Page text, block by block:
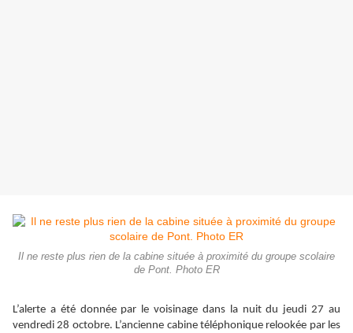
Il ne reste plus rien de la cabine située à proximité du groupe scolaire
de Pont. Photo ER
L’alerte a été donnée par le voisinage dans la nuit du jeudi 27 au
vendredi 28 octobre. L’ancienne cabine téléphonique relookée par les